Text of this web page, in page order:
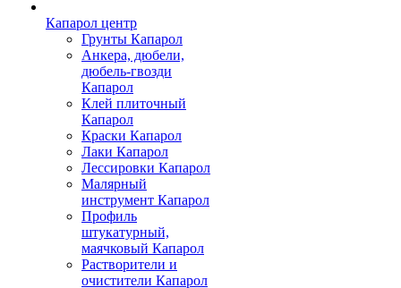
Капарол центр
Грунты Капарол
Анкера, дюбели,
дюбель-гвозди
Капарол
Клей плиточный
Капарол
Краски Капарол
Лаки Капарол
Лессировки Капарол
Малярный
инструмент Капарол
Профиль
штукатурный,
маячковый Капарол
Растворители и
очистители Капарол